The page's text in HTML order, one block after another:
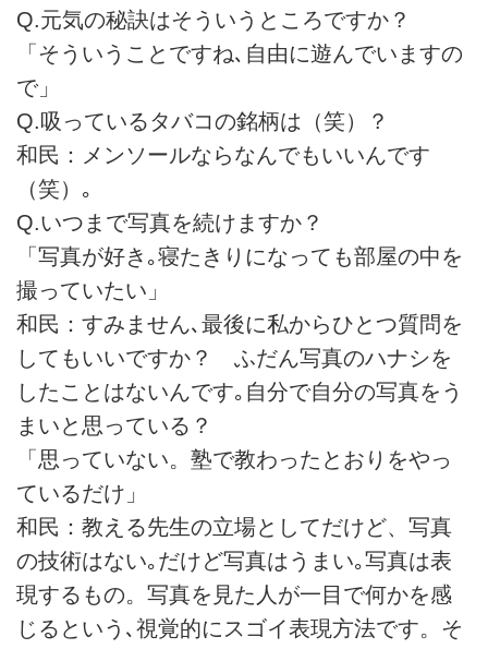
Q.元気の秘訣はそういうところですか？
「そういうことですね､自由に遊んでいますの
で」
Q.吸っているタバコの銘柄は（笑）？
和民：メンソールならなんでもいいんです
（笑）｡
Q.いつまで写真を続けますか？
「写真が好き｡寝たきりになっても部屋の中を
撮っていたい」
和民：すみません､最後に私からひとつ質問を
してもいいですか？ ふだん写真のハナシを
したことはないんです｡自分で自分の写真をう
まいと思っている？
「思っていない。塾で教わったとおりをやっ
ているだけ」
和民：教える先生の立場としてだけど、写真
の技術はない｡だけど写真はうまい｡写真は表
現するもの。写真を見た人が一目で何かを感
じるという､視覚的にスゴイ表現方法です。そ